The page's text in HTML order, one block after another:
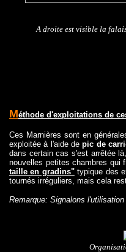
A droite est visible la
Méthode d'exploitations de
Ces Marnières sont en
exploitée à l'aide depic de
dans certain cas s'est arrêtée
nouvelles petites chambres qui
taille en gradins"typique des
tournés irréguliers, mais cela
Remarque: Signalons